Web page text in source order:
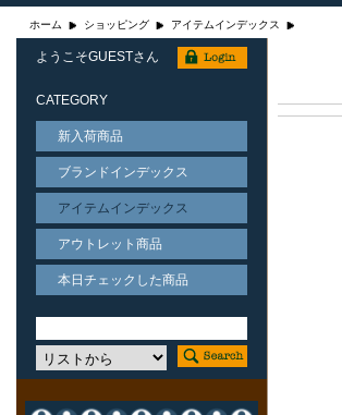
ホーム ショッピング アイテムインデックス
ようこそGUESTさん
CATEGORY
新入荷商品
ブランドインデックス
アイテムインデックス
アウトレット商品
本日チェックした商品